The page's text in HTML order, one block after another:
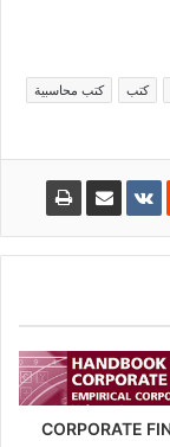
كتب
كتب محاسبية